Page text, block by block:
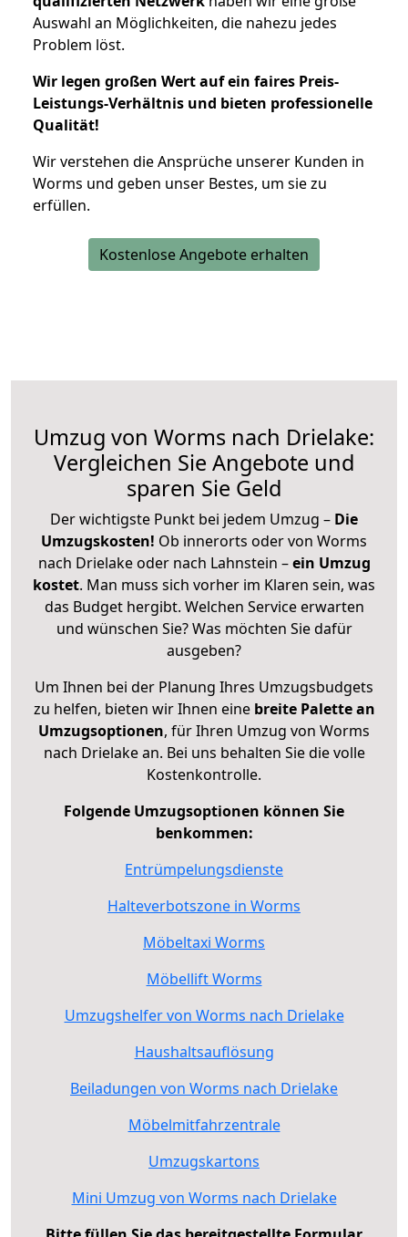
Auswahl an Möglichkeiten, die nahezu jedes
Problem löst.
Wir legen großen Wert auf ein faires Preis-
Leistungs-Verhältnis und bieten professionelle
Qualität!
Wir verstehen die Ansprüche unserer Kunden in
Worms und geben unser Bestes, um sie zu
erfüllen.
Kostenlose Angebote erhalten
Umzug von Worms nach Drielake:
Vergleichen Sie Angebote und
sparen Sie Geld
Der wichtigste Punkt bei jedem Umzug – Die
Umzugskosten! Ob innerorts oder von Worms
nach Drielake oder nach Lahnstein –ein Umzug
kostet. Man muss sich vorher im Klaren sein, was
das Budget hergibt. Welchen Service erwarten
und wünschen Sie? Was möchten Sie dafür
ausgeben?
Um Ihnen bei der Planung Ihres Umzugsbudgets
zu helfen, bieten wir Ihnen eine breite Palette an
Umzugsoptionen, für Ihren Umzug von Worms
nach Drielake an. Bei uns behalten Sie die volle
Kostenkontrolle.
Folgende Umzugsoptionen können Sie
benkommen:
Entrümpelungsdienste
Halteverbotszone in Worms
Möbeltaxi Worms
Möbellift Worms
Umzugshelfer von Worms nach Drielake
Haushaltsauflösung
Beiladungen von Worms nach Drielake
Möbelmitfahrzentrale
Umzugskartons
Mini Umzug von Worms nach Drielake